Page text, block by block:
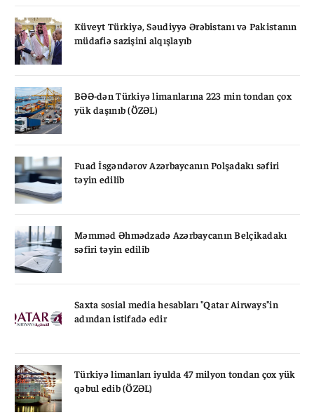
Küveyt Türkiyə, Səudiyyə Ərəbistanı və Pakistanın
müdafiə sazişini alqışlayıb
BƏƏ-dən Türkiyə limanlarına 223 min tondan çox
yük daşınıb (ÖZƏL)
Fuad İsgəndərov Azərbaycanın Polşadakı səfiri
təyin edilib
Məmməd Əhmədzadə Azərbaycanın Belçikadakı
səfiri təyin edilib
Saxta sosial media hesabları "Qatar Airways"in
adından istifadə edir
Türkiyə limanları iyulda 47 milyon tondan çox yük
qəbul edib (ÖZƏL)